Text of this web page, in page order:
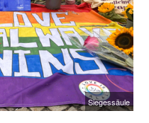
Siegessäule